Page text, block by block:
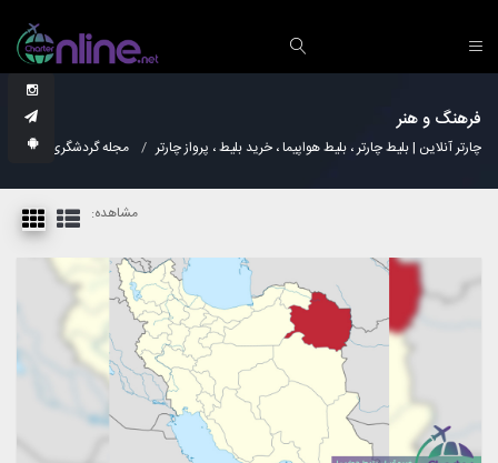
فرهنگ و هنر
چارتر آنلاین | بلیط چارتر ، بلیط هواپیما ، خرید بلیط ، پرواز چارتر مجله گردشگری
مشاهده: